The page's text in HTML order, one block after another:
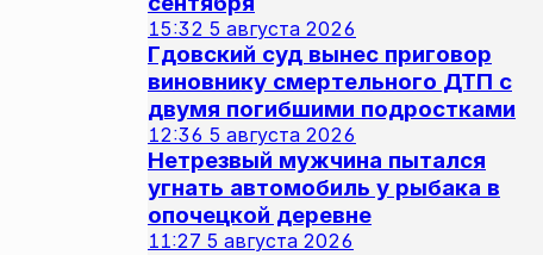
15:32 5 августа 2026
Гдовский суд вынес приговор
виновнику смертельного ДТП с
двумя погибшими подростками
12:36 5 августа 2026
Нетрезвый мужчина пытался
угнать автомобиль у рыбака в
опочецкой деревне
11:27 5 августа 2026